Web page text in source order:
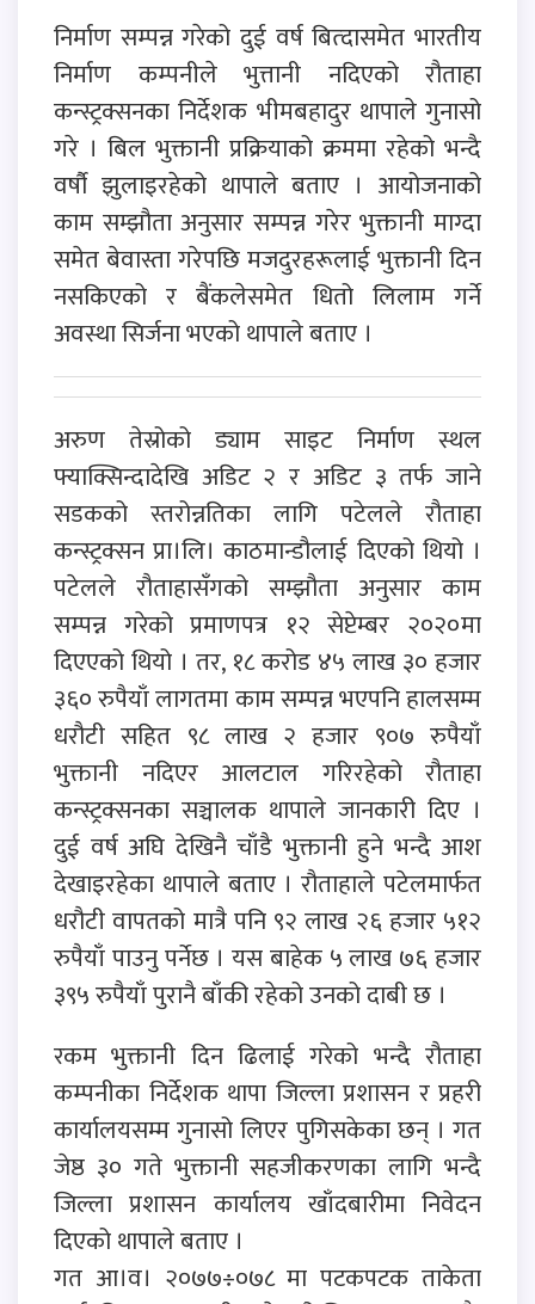
निर्माण सम्पन्न गरेको दुई वर्ष बित्दासमेत भारतीय
निर्माण कम्पनीले भुत्तानी नदिएको रौताहा
कन्स्ट्रक्सनका निर्देशक भीमबहादुर थापाले गुनासो
गरे । बिल भुक्तानी प्रक्रियाको क्रममा रहेको भन्दै
वर्षौ झुलाइरहेको थापाले बताए । आयोजनाको
काम सम्झौता अनुसार सम्पन्न गरेर भुक्तानी माग्दा
समेत बेवास्ता गरेपछि मजदुरहरूलाई भुक्तानी दिन
नसकिएको र बैंकलेसमेत धितो लिलाम गर्ने
अवस्था सिर्जना भएको थापाले बताए ।
अरुण तेस्रोको ड्याम साइट निर्माण स्थल
फ्याक्सिन्दादेखि अडिट २ र अडिट ३ तर्फ जाने
सडकको स्तरोन्नतिका लागि पटेलले रौताहा
कन्स्ट्रक्सन प्रा।लि। काठमान्डौलाई दिएको थियो ।
पटेलले रौताहासँगको सम्झौता अनुसार काम
सम्पन्न गरेको प्रमाणपत्र १२ सेप्टेम्बर २०२०मा
दिएएको थियो । तर, १८ करोड ४५ लाख ३० हजार
३६० रुपैयाँ लागतमा काम सम्पन्न भएपनि हालसम्म
धरौटी सहित ९८ लाख २ हजार ९०७ रुपैयाँ
भुक्तानी नदिएर आलटाल गरिरहेको रौताहा
कन्स्ट्रक्सनका सञ्चालक थापाले जानकारी दिए ।
दुई वर्ष अघि देखिनै चाँडै भुक्तानी हुने भन्दै आश
देखाइरहेका थापाले बताए । रौताहाले पटेलमार्फत
धरौटी वापतको मात्रै पनि ९२ लाख २६ हजार ५१२
रुपैयाँ पाउनु पर्नेछ । यस बाहेक ५ लाख ७६ हजार
३९५ रुपैयाँ पुरानै बाँकी रहेको उनको दाबी छ ।
रकम भुक्तानी दिन ढिलाई गरेको भन्दै रौताहा
कम्पनीका निर्देशक थापा जिल्ला प्रशासन र प्रहरी
कार्यालयसम्म गुनासो लिएर पुगिसकेका छन् । गत
जेष्ठ ३० गते भुक्तानी सहजीकरणका लागि भन्दै
जिल्ला प्रशासन कार्यालय खाँदबारीमा निवेदन
दिएको थापाले बताए ।
गत आ।व। २०७७÷०७८ मा पटकपटक ताकेता